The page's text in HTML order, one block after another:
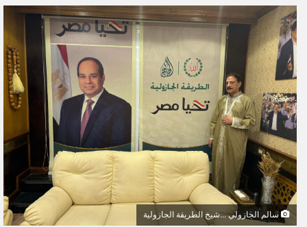
س
ر
ي
د
ل
ت
و
سالم الجازولي ...شيخ الطريقة الجازولية